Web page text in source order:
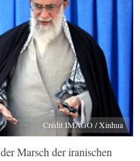
Credit IMAGO / Xinhua
Marsch der iranischen